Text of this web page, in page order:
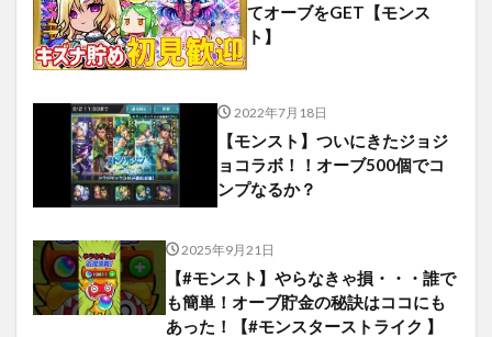
てオーブをGET【モンス
ト】
2022年7月18日
【モンスト】ついにきたジョジ
ョコラボ！！オーブ500個でコ
ンプなるか？
2025年9月21日
【#モンスト】やらなきゃ損・・・誰で
も簡単！オーブ貯金の秘訣はココにも
あった！【#モンスターストライク 】